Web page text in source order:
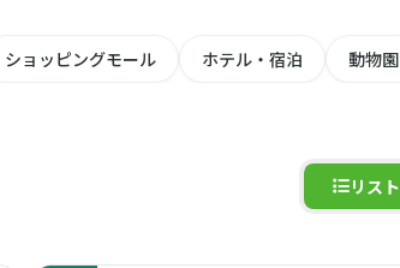
ショッピングモール ホテル・宿泊 動物園
リスト